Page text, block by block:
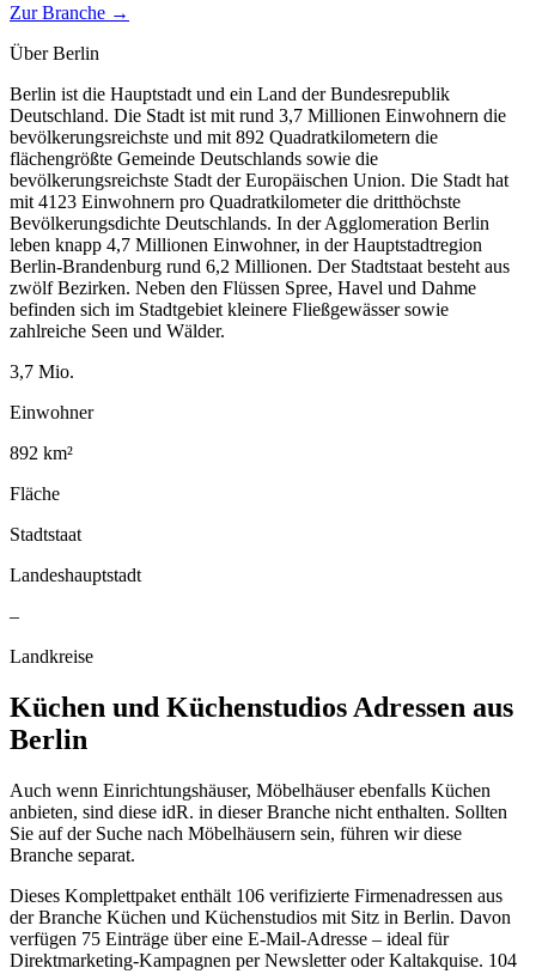
Zur Branche →
ÜberBerlin
Berlin ist die Hauptstadt und ein Land der Bundesrepublik
Deutschland. Die Stadt ist mit rund 3,7 Millionen Einwohnern die
bevölkerungsreichste und mit 892 Quadratkilometern die
flächengrößte Gemeinde Deutschlands sowie die
bevölkerungsreichste Stadt der Europäischen Union. Die Stadt hat
mit 4123 Einwohnern pro Quadratkilometer die dritthöchste
Bevölkerungsdichte Deutschlands. In der Agglomeration Berlin
leben knapp 4,7 Millionen Einwohner, in der Hauptstadtregion
Berlin-Brandenburg rund 6,2 Millionen. Der Stadtstaat besteht aus
zwölf Bezirken. Neben den Flüssen Spree, Havel und Dahme
befinden sich im Stadtgebiet kleinere Fließgewässer sowie
zahlreiche Seen und Wälder.
3,7 Mio.
Einwohner
892 km²
Fläche
Stadtstaat
Landeshauptstadt
–
Landkreise
Küchen und Küchenstudios Adressen aus
Berlin
Auch wenn Einrichtungshäuser, Möbelhäuser ebenfalls Küchen
anbieten, sind diese idR. in dieser Branche nicht enthalten. Sollten
Sie auf der Suche nach Möbelhäusern sein, führen wir diese
Branche separat.
Dieses Komplettpaket enthält 106 verifizierte Firmenadressen aus
der Branche Küchen und Küchenstudios mit Sitz in Berlin. Davon
verfügen 75 Einträge über eine E-Mail-Adresse – ideal für
Direktmarketing-Kampagnen per Newsletter oder Kaltakquise. 104